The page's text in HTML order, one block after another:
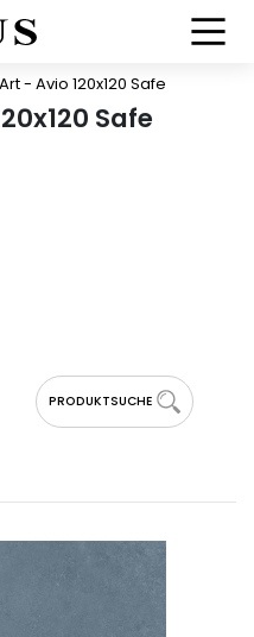
- Avio 120x120 Safe
Safe
PRODUKTSUCHE